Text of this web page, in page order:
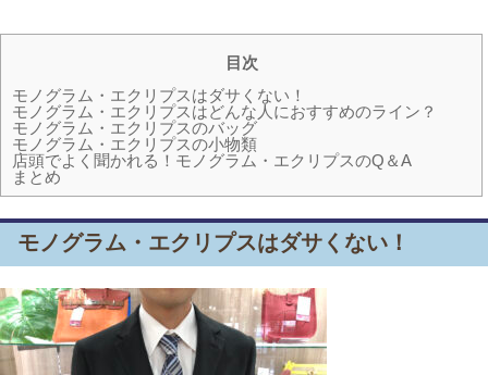
目次
モノグラム・エクリプスはダサくない！
モノグラム・エクリプスはどんな人におすすめのライン？
モノグラム・エクリプスのバッグ
モノグラム・エクリプスの小物類
店頭でよく聞かれる！モノグラム・エクリプスのQ＆A
まとめ
モノグラム・エクリプスはダサくない！